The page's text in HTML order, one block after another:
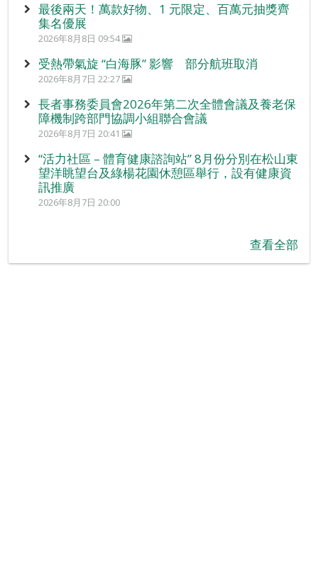
最後兩天！萬款好物、1 元限定、百萬元抽獎齊
集名優展
2026年8月8日 09:54
受熱帶氣旋 “白海豚” 影響 部分航班取消
2026年8月7日 22:27
長者事務委員會2026年第二次全體會議及養老保
障機制跨部門協調小組聯合會議
2026年8月7日 20:41
“活力社區 – 體育健康諮詢站” 8月份分別在松山東
望洋眺望台及綠楊花園休憩區舉行，設有健康資
訊推廣
2026年8月7日 20:00
查看全部